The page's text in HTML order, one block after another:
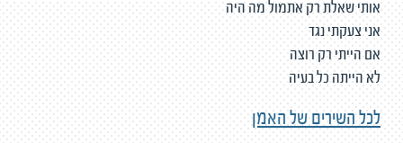
אותי שאלת רק אתמול מה היה
אני צעקתי נגד
אם הייתי רק רוצה
לא הייתה כל בעיה
לכל השירים של האמן